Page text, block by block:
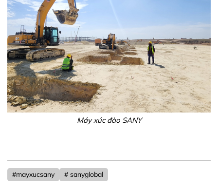
Máy xúc đào SANY
#mayxucsany # sanyglobal